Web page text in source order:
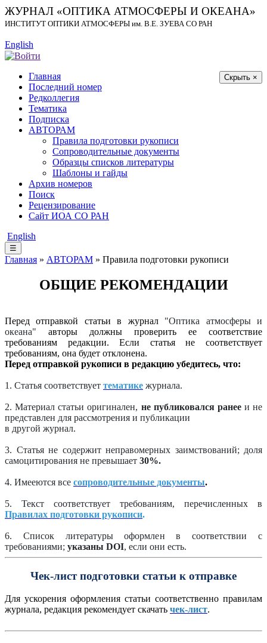
ЖУРНАЛ «ОПТИКА АТМОСФЕРЫ И ОКЕАНА»
ИНСТИТУТ ОПТИКИ АТМОСФЕРЫ им. В.Е. ЗУЕВА СО РАН
English
Скрыть ×
Главная
Последний номер
Редколлегия
Тематика
Подписка
АВТОРАМ
Правила подготовки рукописи
Сопроводительные документы
Образцы списков литературы
Шаблоны и гайды
Архив номеров
Поиск
Рецензирование
Сайт ИОА СО РАН
English
☰
Главная » АВТОРАМ » Правила подготовки рукописи
ОБЩИЕ РЕКОМЕНДАЦИИ
Перед отправкой статьи в журнал "Оптика атмосферы и
океана" авторы должны проверить ее соответствие
требованиям редакции. Если статья не соответствует
требованиям, она будет отклонена.
Перед отправкой рукописи в редакцию убедитесь, что:
1. Статья соответствует тематике журнала.
2. Материал статьи оригинален, не публиковался ранееи не
представлен для рассмотрения и публикации
в другой журнал.
3. Статья не содержит неправомерных заимствований; доля
самоцитирования не превышает 30%.
4. Имееются все сопроводительные документы.
5. Текст соответствует требованиям, перечисленных в
Правилах подготовки рукописи.
6. Список литературы оформлен в соответствии с
требованиями; указаны DOI, если они есть.
Чек-лист подготовки статьи к отправке
Для ускорения оформления статьи соответственно правилам
журнала, редакция рекомендует скачать чек-лист.